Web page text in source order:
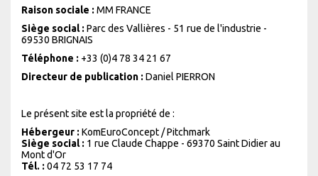
Raison sociale : MM FRANCE
Siège social : Parc des Vallières - 51 rue de l'industrie -
69530 BRIGNAIS
Téléphone : +33 (0)4 78 34 21 67
Directeur de publication : Daniel PIERRON
Le présent site est la propriété de :
Hébergeur : KomEuroConcept / Pitchmark
Siège social : 1 rue Claude Chappe - 69370 Saint Didier au
Mont d'Or
Tél. : 04 72 53 17 74